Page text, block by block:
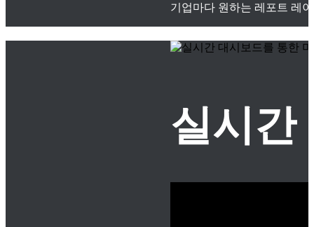
기업마다 원하는 레포트 레
실시간